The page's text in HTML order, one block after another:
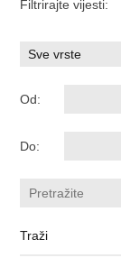
Filtrirajte vijesti:
Od:
Do: